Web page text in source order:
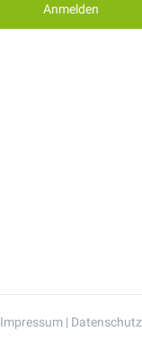
Anmelden
Impressum | Datenschutz